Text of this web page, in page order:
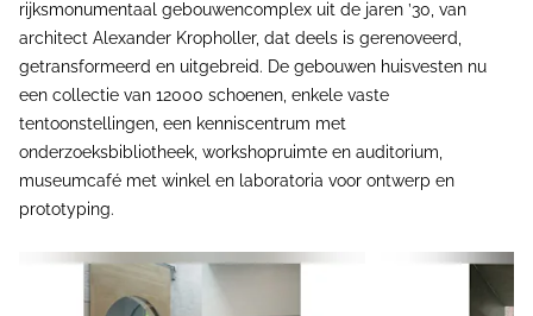
rijksmonumentaal gebouwencomplex uit de jaren ’30, van
architect Alexander Kropholler, dat deels is gerenoveerd,
getransformeerd en uitgebreid. De gebouwen huisvesten nu
een collectie van 12000 schoenen, enkele vaste
tentoonstellingen, een kenniscentrum met
onderzoeksbibliotheek, workshopruimte en auditorium,
museumcafé met winkel en laboratoria voor ontwerp en
prototyping.